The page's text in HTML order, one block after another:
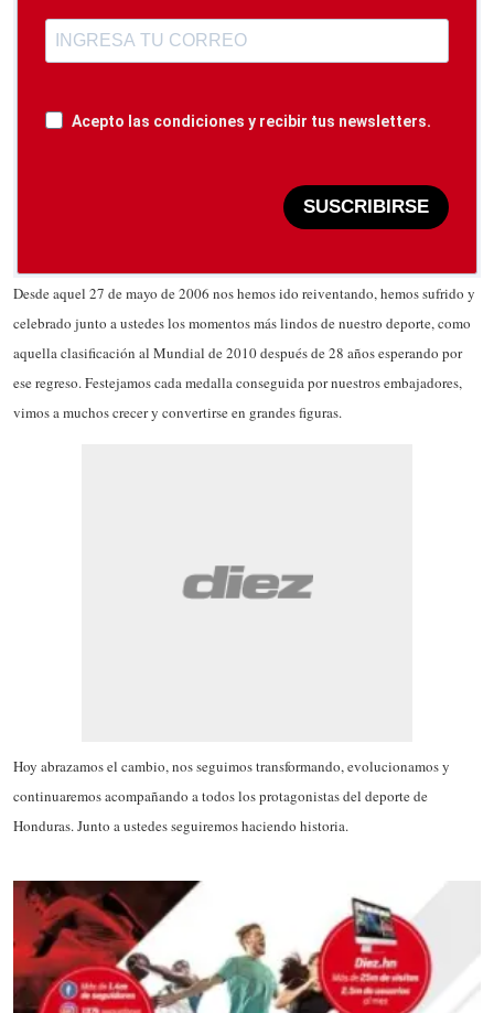
Acepto las condiciones y recibir tus newsletters.
SUSCRIBIRSE
Desde aquel 27 de mayo de 2006 nos hemos ido reiventando, hemos sufrido y
celebrado junto a ustedes los momentos más lindos de nuestro deporte, como
aquella clasificación al Mundial de 2010 después de 28 años esperando por
ese regreso. Festejamos cada medalla conseguida por nuestros embajadores,
vimos a muchos crecer y convertirse en grandes figuras.
Hoy abrazamos el cambio, nos seguimos transformando, evolucionamos y
continuaremos acompañando a todos los protagonistas del deporte de
Honduras. Junto a ustedes seguiremos haciendo historia.